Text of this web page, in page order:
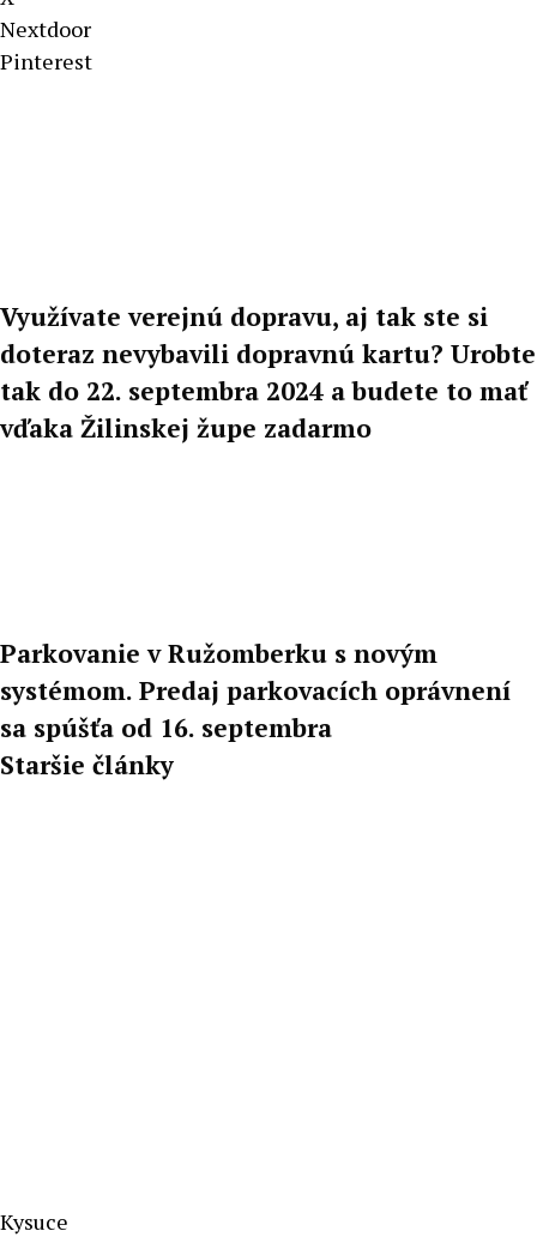
Nextdoor
Pinterest
Využívate verejnú dopravu, aj tak ste si
doteraz nevybavili dopravnú kartu? Urobte
tak do 22. septembra 2024 a budete to mať
vďaka Žilinskej župe zadarmo
Parkovanie v Ružomberku s novým
systémom. Predaj parkovacích oprávnení
sa spúšťa od 16. septembra
Staršie články
Kysuce